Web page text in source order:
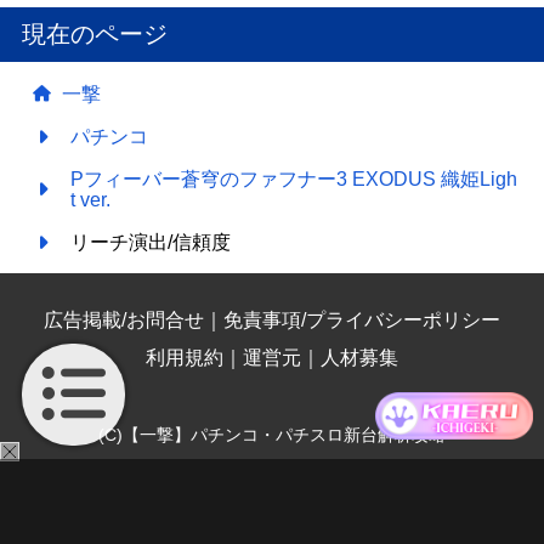
現在のページ
一撃
パチンコ
Pフィーバー蒼穹のファフナー3 EXODUS 織姫Ligh
t ver.
リーチ演出/信頼度
広告掲載/お問合せ ｜ 免責事項/プライバシーポリシー
利用規約 ｜ 運営元 ｜ 人材募集
(C)【一撃】パチンコ・パチスロ新台解析攻略